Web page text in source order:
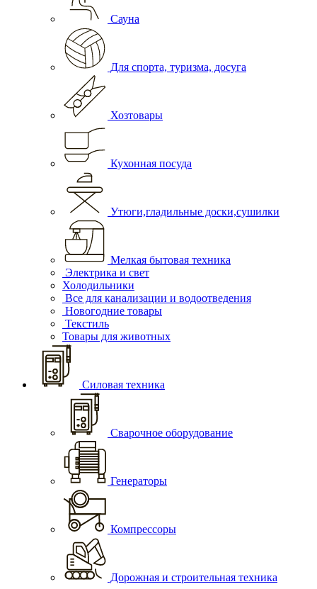
Сауна
Для спорта, туризма, досуга
Хозтовары
Кухонная посуда
Утюги,гладильные доски,сушилки
Мелкая бытовая техника
Электрика и свет
Холодильники
Все для канализации и водоотведения
Новогодние товары
Текстиль
Товары для животных
Силовая техника
Сварочное оборудование
Генераторы
Компрессоры
Дорожная и строительная техника